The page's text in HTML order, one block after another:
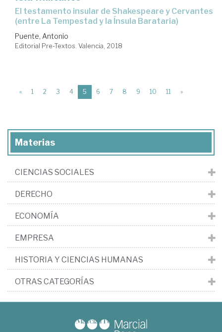
el testamento insular de Shakespeare y Cervantes
(entre La Tempestad y la Ínsula Barataria)
Puente, Antonio
Editorial Pre-Textos. Valencia, 2018
« 1 2 3 4 5 (current)
6 7 8 9 10 11 »
Materias
CIENCIAS SOCIALES
DERECHO
ECONOMÍA
EMPRESA
HISTORIA Y CIENCIAS HUMANAS
OTRAS CATEGORÍAS